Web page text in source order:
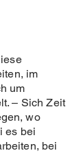
im
um
– Sich Zeit
wo
es bei
bei